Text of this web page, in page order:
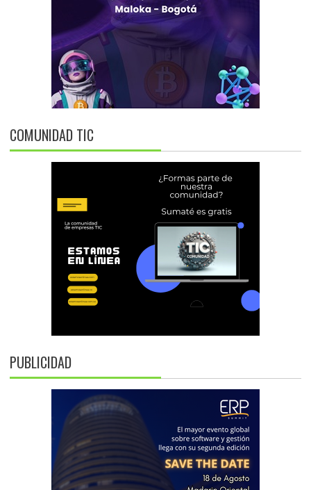
COMUNIDAD TIC
PUBLICIDAD